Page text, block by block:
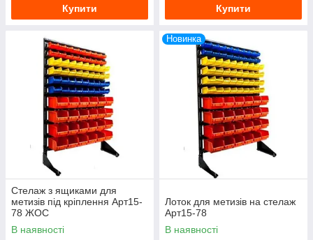
Купити Купити
Стелаж з ящиками для
метизів під кріплення Арт15-
78 ЖОС
В наявності
Новинка
Лоток для метизів на стелаж
Арт15-78
В наявності